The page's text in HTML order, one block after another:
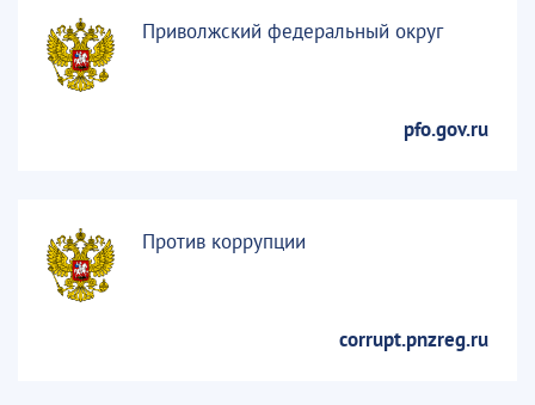
Приволжский федеральный округ
pfo.gov.ru
Против коррупции
corrupt.pnzreg.ru